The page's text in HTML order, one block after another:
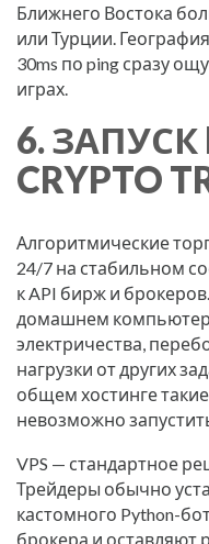
Ближнего Востока
или Турции.
30ms по ping сразу
играх.
6. ЗАПУСК
CRYPTO
Алгоритмические
24/7 на стабильном
к API бирж и
домашнем
электричества,
нагрузки от других
общем хостинге
невозможно
VPS — стандартное
Трейдеры обычно
кастомного Python-
брокера и оставляют